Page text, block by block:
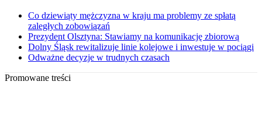
Co dziewiąty mężczyzna w kraju ma problemy ze spłatą
zaległych zobowiązań
Prezydent Olsztyna: Stawiamy na komunikację zbiorową
Dolny Śląsk rewitalizuje linie kolejowe i inwestuje w pociągi
Odważne decyzje w trudnych czasach
Promowane treści